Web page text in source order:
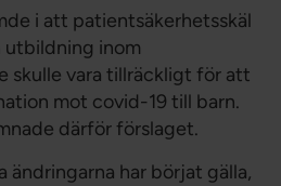
i att patientsäkerhetsskäl
utbildning inom
skulle vara tillräckligt för att
mot covid-19 till barn.
därför förslaget.
ändringarna har börjat gälla,